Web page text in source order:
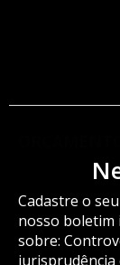
Cadastre o
nosso
sobre:
jurisprudência